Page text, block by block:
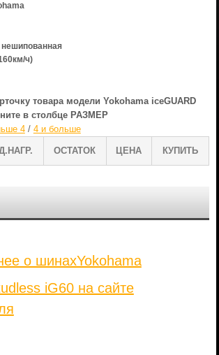
ч)
товара модели Yokohama iceGUARD
в столбце РАЗМЕР
4/ 4 и больше
ОСТАТОК ЦЕНА КУПИТЬ
о шинахYokohama
iG60 на сайте